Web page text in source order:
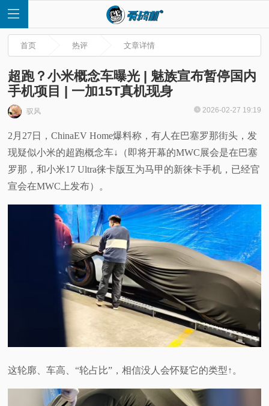
首
页
快
科
首页 热评 文章详情
超跑？小米概念车曝光 | 魅族宣布暂停国内
手机项目 | 一加15T真机现身
驭风 2026-02-27 19:19
2月27日，ChinaEV Home爆料称，有人在巴塞罗那街头，发
现疑似小米的超跑概念车↓（即将开幕的MWC展会是在巴塞
罗那，和小米17 Ultra徕卡版互为马甲的新徕卡手机，已经官
宣会在MWC上发布）。
这轮廓、车高、“轮占比”，相信没人会怀疑它的类型↑。